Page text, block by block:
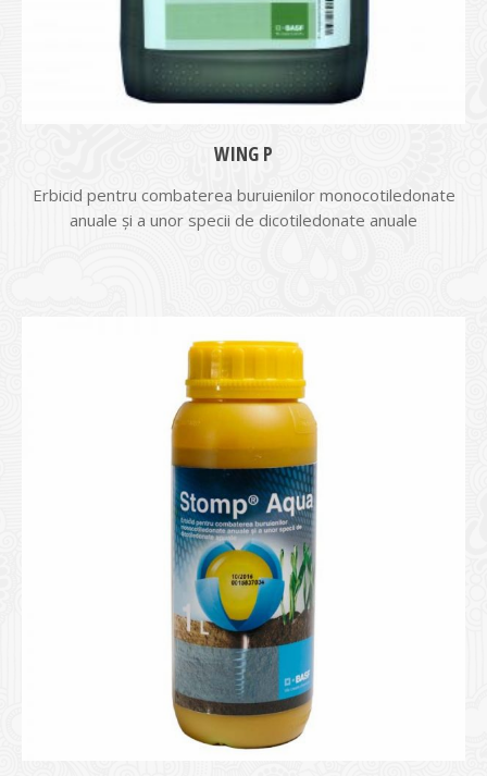
WING P
Erbicid pentru combaterea buruienilor monocotiledonate
anuale şi a unor specii de dicotiledonate anuale